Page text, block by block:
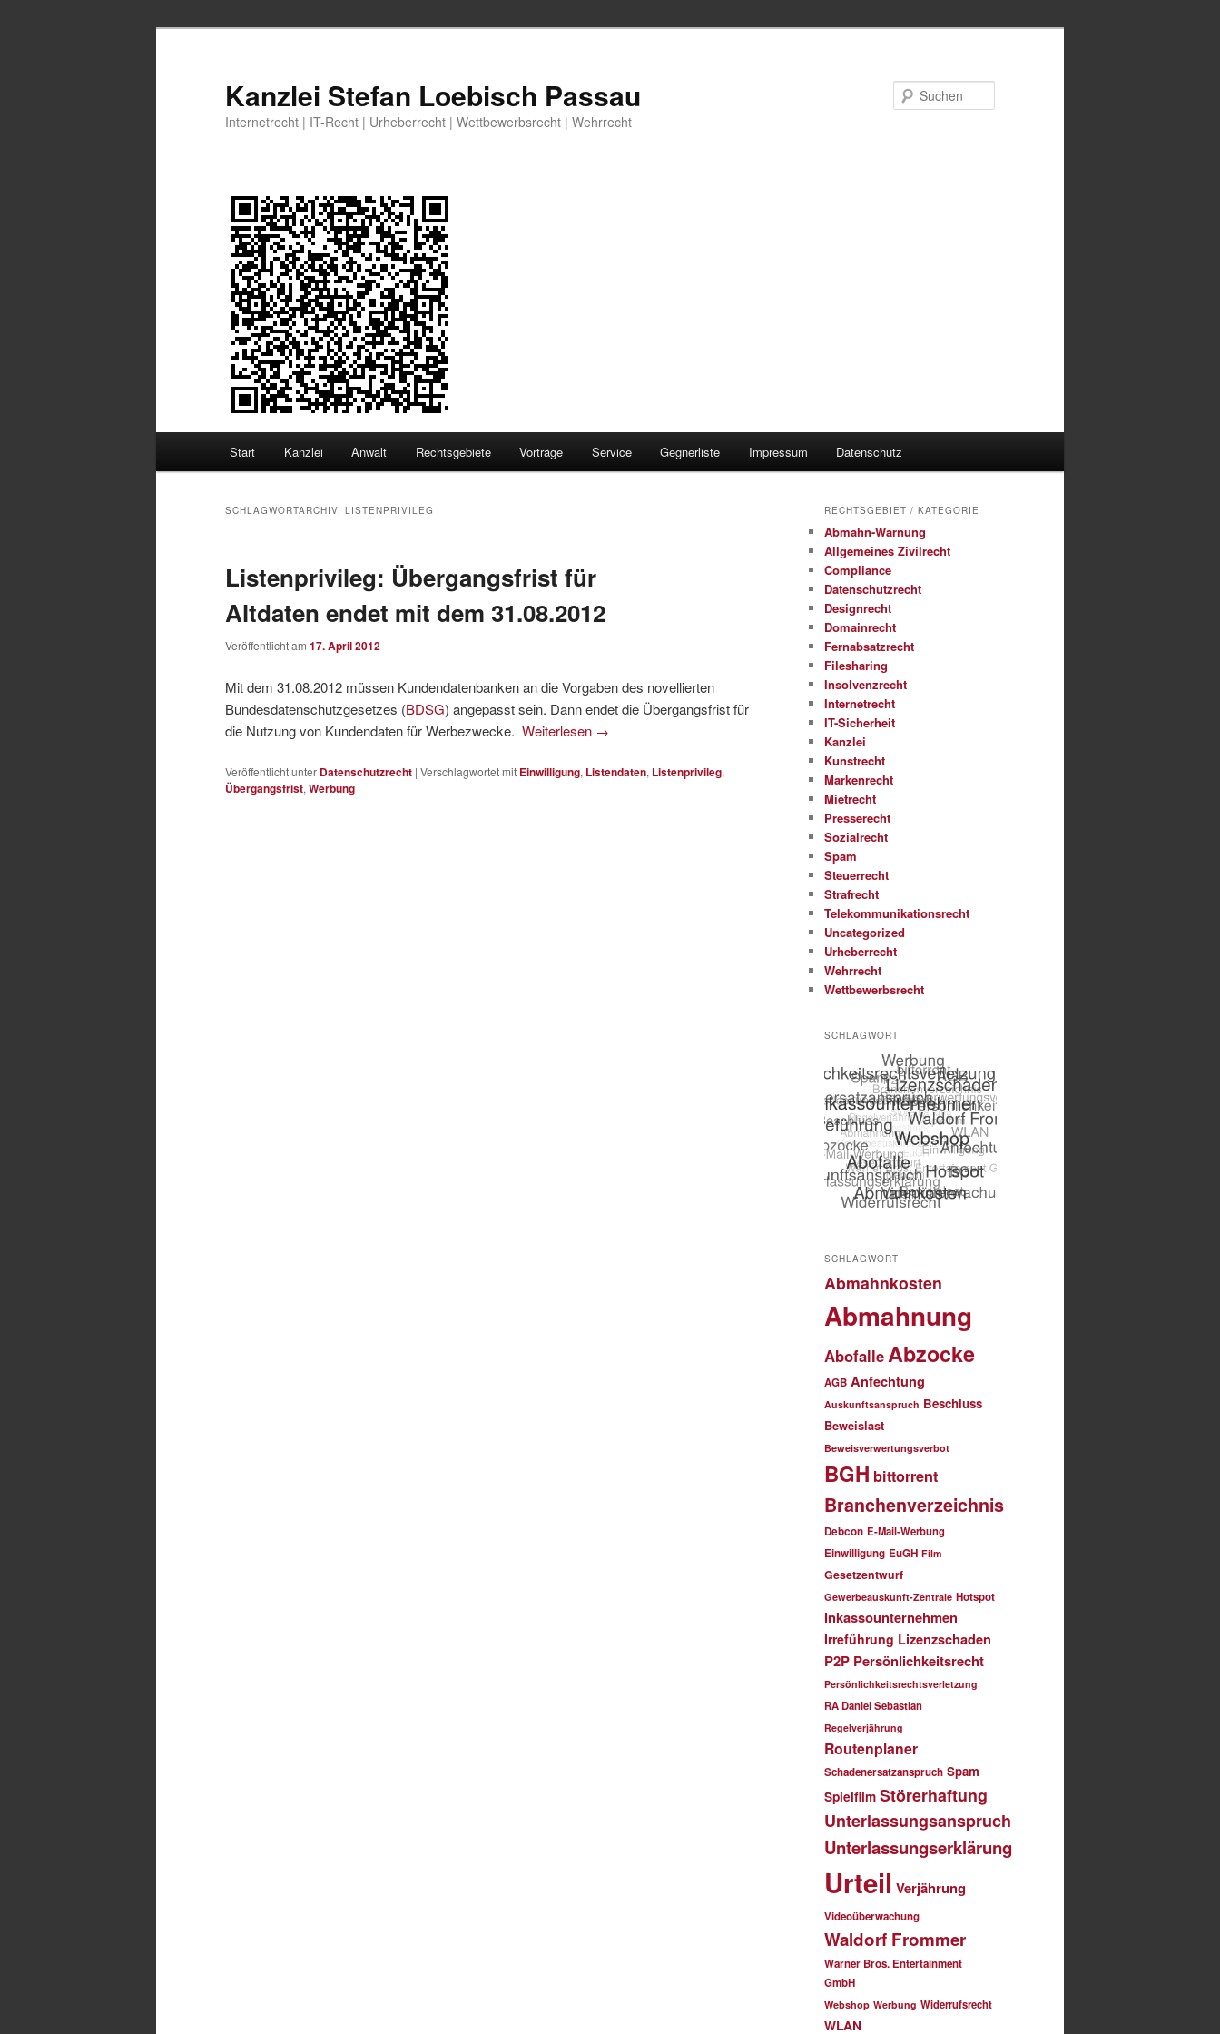
Kanzlei Stefan Loebisch Passau
Internetrecht | IT-Recht | Urheberrecht | Wettbewerbsrecht | Wehrrecht
Start Kanzlei Anwalt Rechtsgebiete Vorträge Service Gegnerliste Impressum Datenschutz
SCHLAGWORTARCHIV: LISTENPRIVILEG
Listenprivileg: Übergangsfrist für
Altdaten endet mit dem 31.08.2012
Veröffentlicht am 17. April 2012
Mit dem 31.08.2012 müssen Kundendatenbanken an die Vorgaben des novellierten
Bundesdatenschutzgesetzes (BDSG) angepasst sein. Dann endet die Übergangsfrist für
die Nutzung von Kundendaten für Werbezwecke. Weiterlesen →
Veröffentlicht unter Datenschutzrecht | Verschlagwortet mit Einwilligung, Listendaten, Listenprivileg,
Übergangsfrist, Werbung
RECHTSGEBIET / KATEGORIE
Abmahn-Warnung
Allgemeines Zivilrecht
Compliance
Datenschutzrecht
Designrecht
Domainrecht
Fernabsatzrecht
Filesharing
Insolvenzrecht
Internetrecht
IT-Sicherheit
Kanzlei
Kunstrecht
Markenrecht
Mietrecht
Presserecht
Sozialrecht
Spam
Steuerrecht
Strafrecht
Telekommunikationsrecht
Uncategorized
Urheberrecht
Wehrrecht
Wettbewerbsrecht
SCHLAGWORT
SCHLAGWORT
Abmahnkosten
Abmahnung
AbofalleAbzocke
AGB Anfechtung
Auskunftsanspruch Beschluss
Beweislast
Beweisverwertungsverbot
BGH bittorrent
Branchenverzeichnis
Debcon E-Mail-Werbung
Einwilligung EuGH Film
Gesetzentwurf
Gewerbeauskunft-Zentrale Hotspot
Inkassounternehmen
Irreführung Lizenzschaden
P2P Persönlichkeitsrecht
Persönlichkeitsrechtsverletzung
RA Daniel Sebastian
Regelverjährung
Routenplaner
Schadenersatzanspruch Spam
Spielfilm Störerhaftung
Unterlassungsanspruch
Unterlassungserklärung
Urteil Verjährung
Videoüberwachung
Waldorf Frommer
Warner Bros. Entertainment
GmbH
Webshop Werbung Widerrufsrecht
WLAN